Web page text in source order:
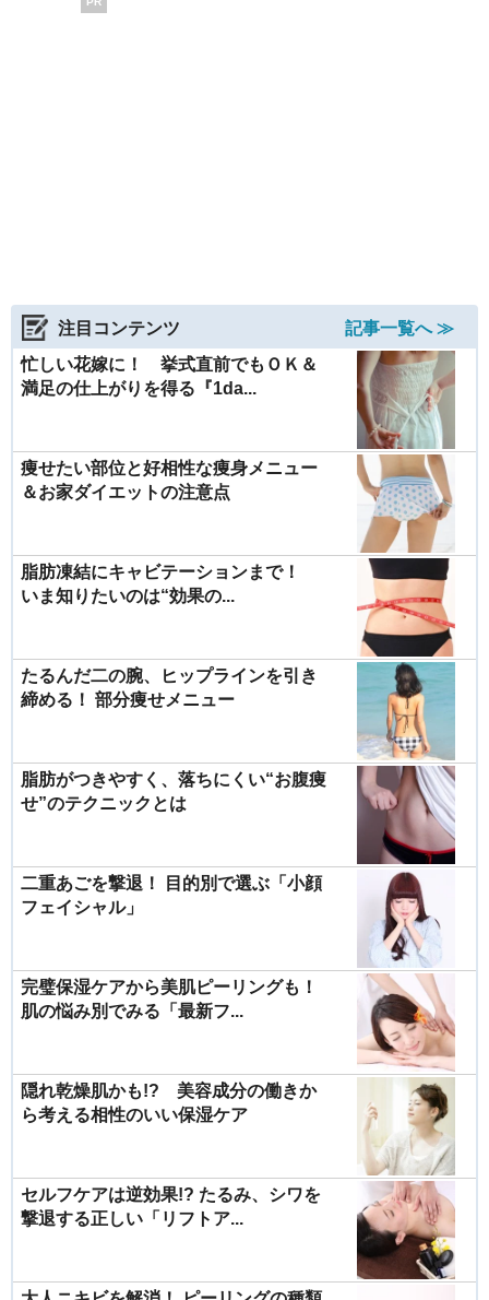
注目コンテンツ
記事一覧へ ≫
忙しい花嫁に！ 挙式直前でもＯＫ＆
満足の仕上がりを得る『1da...
痩せたい部位と好相性な痩身メニュー
＆お家ダイエットの注意点
脂肪凍結にキャビテーションまで！
いま知りたいのは“効果の...
たるんだ二の腕、ヒップラインを引き
締める！ 部分痩せメニュー
脂肪がつきやすく、落ちにくい“お腹痩
せ”のテクニックとは
二重あごを撃退！ 目的別で選ぶ「小顔
フェイシャル」
完璧保湿ケアから美肌ピーリングも！
肌の悩み別でみる「最新フ...
隠れ乾燥肌かも!? 美容成分の働きか
ら考える相性のいい保湿ケア
セルフケアは逆効果!? たるみ、シワを
撃退する正しい「リフトア...